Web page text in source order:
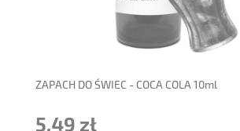
ZAPACH DO ŚWIEC - COCA COLA 10ml
5,49 zł
powiadom o dostępności